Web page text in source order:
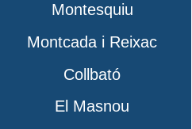
Montesquiu
Montcada i Reixac
Collbató
El Masnou